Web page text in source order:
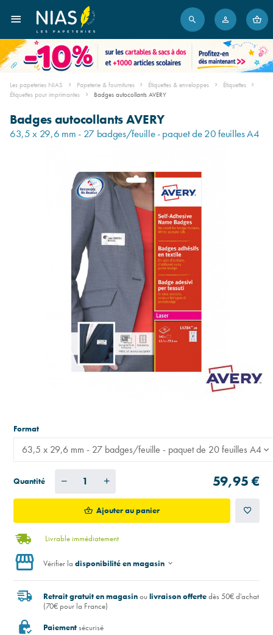
Les papeteries NIAS Papeterie & fournitures Étiquettes & enveloppes
Étiquettes
Étiquettes pour imprimantes
Badges autocollants AVERY
Badges autocollants AVERY
63,5 x 29,6 mm - 27 badges/feuille - paquet de 20 feuilles A4
Format
63,5 x 29,6 mm - 27 badges/feuille - paquet de 20 feuilles A4
Quantité 59,95 €
Ajouter au panier
Livrable immédiatement
Vérifier la disponibilité en magasin
Retrait gratuit en magasinoulivraison offertedès 50€ d'achat
(70€ pour la France)
Paiementsécurisé